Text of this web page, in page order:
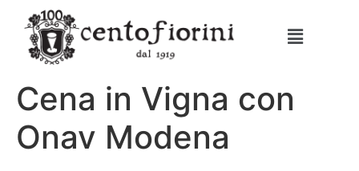
Cena in Vigna con
Onav Modena